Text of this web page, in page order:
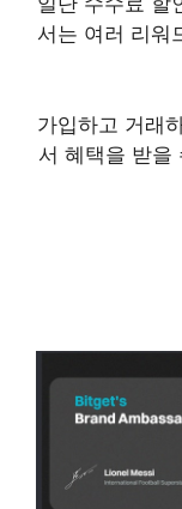
서는 여러 리워
가입하고 거래
서 혜택을 받을